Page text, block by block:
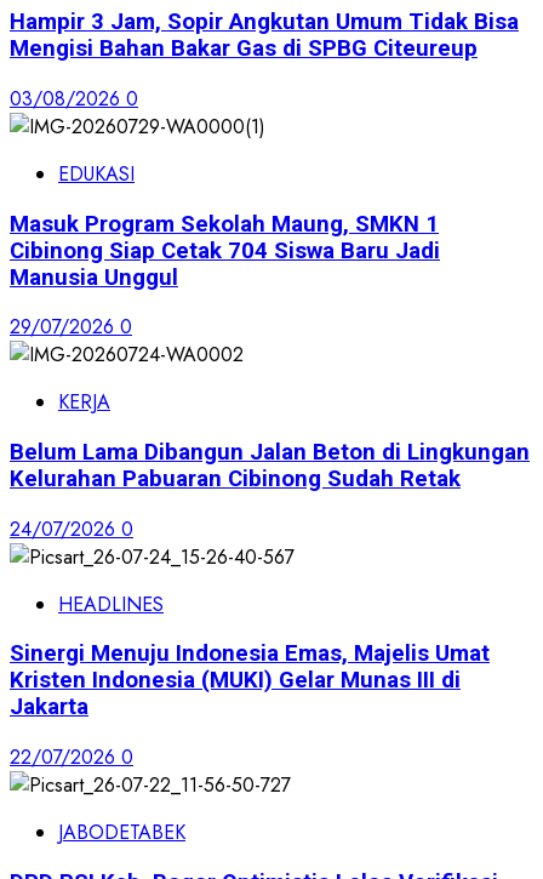
Hampir 3 Jam, Sopir Angkutan Umum Tidak Bisa
Mengisi Bahan Bakar Gas di SPBG Citeureup
03/08/2026 0
EDUKASI
Masuk Program Sekolah Maung, SMKN 1
Cibinong Siap Cetak 704 Siswa Baru Jadi
Manusia Unggul
29/07/2026 0
KERJA
Belum Lama Dibangun Jalan Beton di Lingkungan
Kelurahan Pabuaran Cibinong Sudah Retak
24/07/2026 0
HEADLINES
Sinergi Menuju Indonesia Emas, Majelis Umat
Kristen Indonesia (MUKI) Gelar Munas III di
Jakarta
22/07/2026 0
JABODETABEK